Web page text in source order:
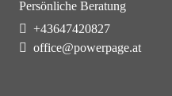
Persönliche Beratung
+43647420827
office@powerpage.at